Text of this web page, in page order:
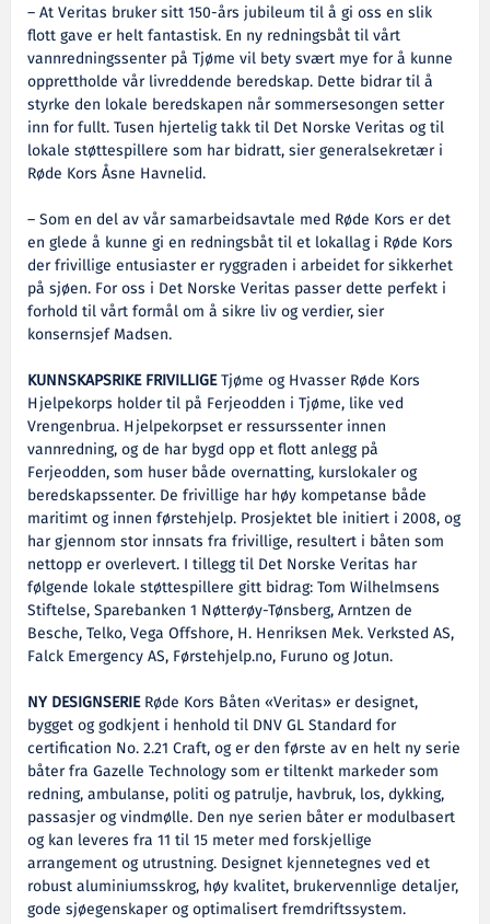
– At Veritas bruker sitt 150-års jubileum til å gi oss en slik
flott gave er helt fantastisk. En ny redningsbåt til vårt
vannredningssenter på Tjøme vil bety svært mye for å kunne
opprettholde vår livreddende beredskap. Dette bidrar til å
styrke den lokale beredskapen når sommersesongen setter
inn for fullt. Tusen hjertelig takk til Det Norske Veritas og til
lokale støttespillere som har bidratt, sier generalsekretær i
Røde Kors Åsne Havnelid.
– Som en del av vår samarbeidsavtale med Røde Kors er det
en glede å kunne gi en redningsbåt til et lokallag i Røde Kors
der frivillige entusiaster er ryggraden i arbeidet for sikkerhet
på sjøen. For oss i Det Norske Veritas passer dette perfekt i
forhold til vårt formål om å sikre liv og verdier, sier
konsernsjef Madsen.
KUNNSKAPSRIKE FRIVILLIGETjøme og Hvasser Røde Kors
Hjelpekorps holder til på Ferjeodden i Tjøme, like ved
Vrengenbrua. Hjelpekorpset er ressurssenter innen
vannredning, og de har bygd opp et flott anlegg på
Ferjeodden, som huser både overnatting, kurslokaler og
beredskapssenter. De frivillige har høy kompetanse både
maritimt og innen førstehjelp. Prosjektet ble initiert i 2008, og
har gjennom stor innsats fra frivillige, resultert i båten som
nettopp er overlevert. I tillegg til Det Norske Veritas har
følgende lokale støttespillere gitt bidrag: Tom Wilhelmsens
Stiftelse, Sparebanken 1 Nøtterøy-Tønsberg, Arntzen de
Besche, Telko, Vega Offshore, H. Henriksen Mek. Verksted AS,
Falck Emergency AS, Førstehjelp.no, Furuno og Jotun.
NY DESIGNSERIERøde Kors Båten «Veritas» er designet,
bygget og godkjent i henhold til DNV GL Standard for
certification No. 2.21 Craft, og er den første av en helt ny serie
båter fra Gazelle Technology som er tiltenkt markeder som
redning, ambulanse, politi og patrulje, havbruk, los, dykking,
passasjer og vindmølle. Den nye serien båter er modulbasert
og kan leveres fra 11 til 15 meter med forskjellige
arrangement og utrustning. Designet kjennetegnes ved et
robust aluminiumsskrog, høy kvalitet, brukervennlige detaljer,
gode sjøegenskaper og optimalisert fremdriftssystem.